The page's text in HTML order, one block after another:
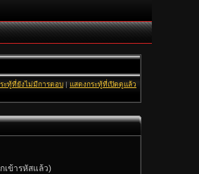
ะทู้ที่ยังไม่มีการตอบ | แสดงกระทู้ที่เปิดดูแล้ว
เข้ารหัสแล้ว)